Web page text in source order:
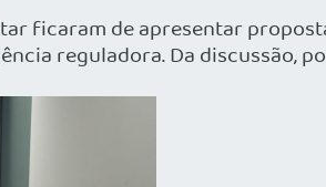
ficaram de apresentar
reguladora. Da discussão,